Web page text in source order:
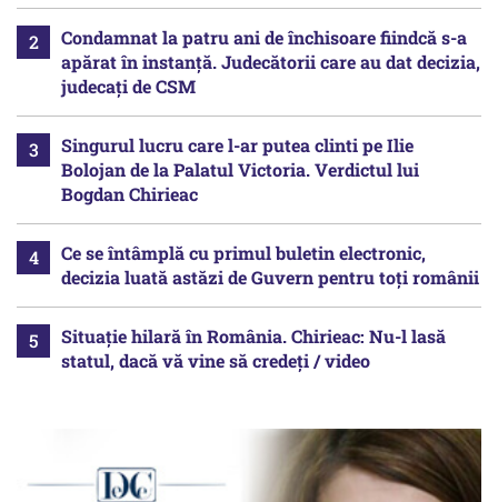
Condamnat la patru ani de închisoare fiindcă s-a
apărat în instanță. Judecătorii care au dat decizia,
judecați de CSM
Singurul lucru care l-ar putea clinti pe Ilie
Bolojan de la Palatul Victoria. Verdictul lui
Bogdan Chirieac
Ce se întâmplă cu primul buletin electronic,
decizia luată astăzi de Guvern pentru toți românii
Situație hilară în România. Chirieac: Nu-l lasă
statul, dacă vă vine să credeți / video